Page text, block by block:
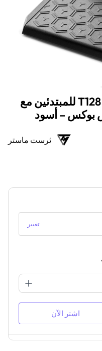
ثراست ماستر عجلة سباق T128 للمبتدئين مع
بوكس – أسود
ثرست ماستر
تغيير
اشتر الآن